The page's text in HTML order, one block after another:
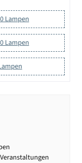
Lampen
Lampen